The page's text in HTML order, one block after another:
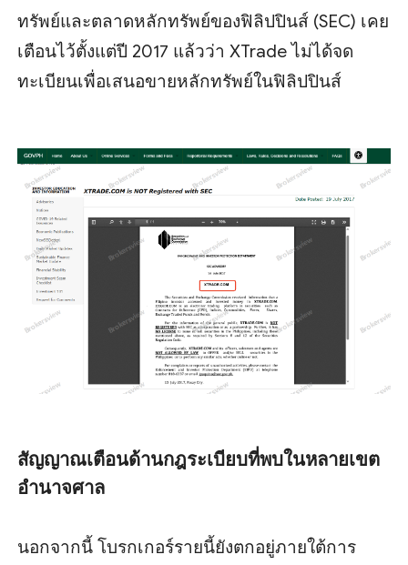
ทรัพย์และตลาดหลักทรัพย์ของฟิลิปปินส์ (SEC) เคย
เตือนไว้ตั้งแต่ปี 2017 แล้วว่า XTrade ไม่ได้จด
ทะเบียนเพื่อเสนอขายหลักทรัพย์ในฟิลิปปินส์
สัญญาณเตือนด้านกฎระเบียบที่พบในหลายเขต
อำนาจศาล
นอกจากนี้ โบรกเกอร์รายนี้ยังตกอยู่ภายใต้การ